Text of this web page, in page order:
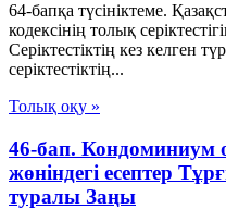
64-бапқа түсініктеме.
кодексінің толық
Серіктестіктің кез келген
серіктестіктің...
Толық оқу »
46-бап. Кондоминиум
жөніндегі есептер
туралы Заңы